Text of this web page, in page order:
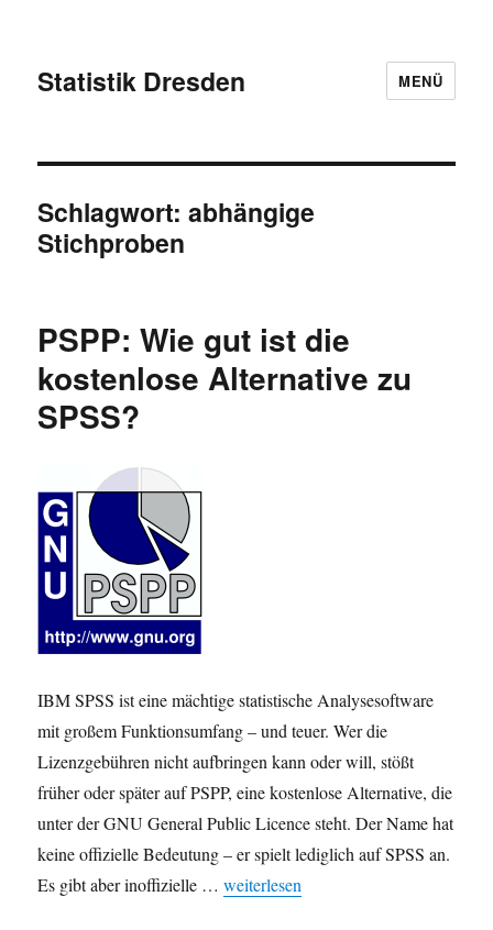
Statistik Dresden MENÜ
Schlagwort:abhängige
Stichproben
PSPP: Wie gut ist die
kostenlose Alternative zu
SPSS?
IBM SPSS ist eine mächtige statistische Analysesoftware
mit großem Funktionsumfang – und teuer. Wer die
Lizenzgebühren nicht aufbringen kann oder will, stößt
früher oder später auf PSPP, eine kostenlose Alternative, die
unter der GNU General Public Licence steht. Der Name hat
keine offizielle Bedeutung – er spielt lediglich auf SPSS an.
Es gibt aber inoffizielle …„PSPP: Wie gut ist die kostenlose
weiterlesen